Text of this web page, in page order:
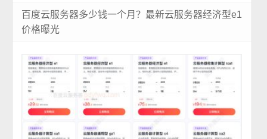
百度云服务器多少钱一个月？最新云服务器经济型e1
价格曝光